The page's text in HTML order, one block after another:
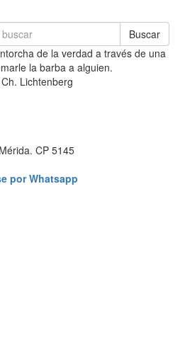
Buscar
de la verdad a través de una
la barba a alguien.
Lichtenberg
CP 5145
por Whatsapp